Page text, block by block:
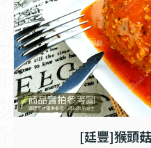
[廷豐]猴頭